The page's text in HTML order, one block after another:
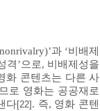
과 ‘비배제
격’으로, 비배제성을
화 콘텐츠는 다른 사
로 영화는 공공재로
다[22] . 즉, 영화 콘텐